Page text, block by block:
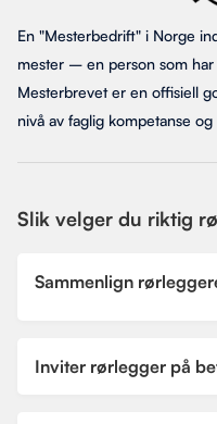
En "Mesterbedrift" i Norge
mester – en person som
Mesterbrevet er en offisiell
nivå av faglig kompetanse
Slik velger du riktig
Sammenlign
Inviter rørlegger på